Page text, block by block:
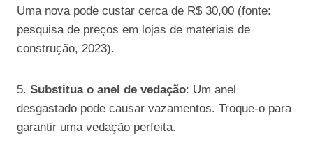
Uma nova pode custar cerca de R$ 30,00 (fonte:
pesquisa de preços em lojas de materiais de
construção, 2023).
5. Substitua o anel de vedação: Um anel
desgastado pode causar vazamentos. Troque-o para
garantir uma vedação perfeita.